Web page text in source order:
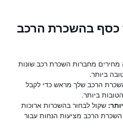
כסף בהשכרת הרכב
מחירים מחברות השכרת רכב שונות
ביותר.
הרכב שלך מראש כדי לקבל
ביותר.
שקול לבחור בהשכרות ארוכות
השכרת הרכב מציעות הנחות עבור